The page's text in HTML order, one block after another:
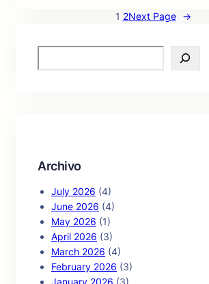
1 2Next Page →
e
Archivo
July 2026 (4)
June 2026 (4)
May 2026 (1)
April 2026 (3)
March 2026 (4)
February 2026 (3)